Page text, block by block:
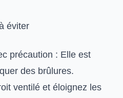
éviter
précaution : Elle est
des brûlures.
ventilé et éloignez les